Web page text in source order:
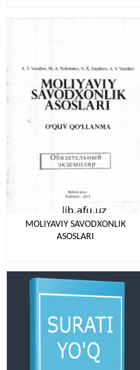
MOLIYAVIY SAVODXONLIK
ASOSLARI